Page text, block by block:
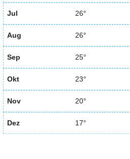
Jul 26°
Aug 26°
Sep 25°
Okt 23°
Nov 20°
Dez 17°